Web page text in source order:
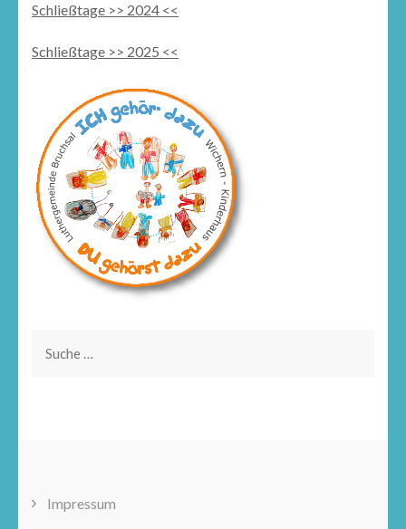
Schließtage >> 2024 <<
Schließtage >> 2025 <<
Impressum